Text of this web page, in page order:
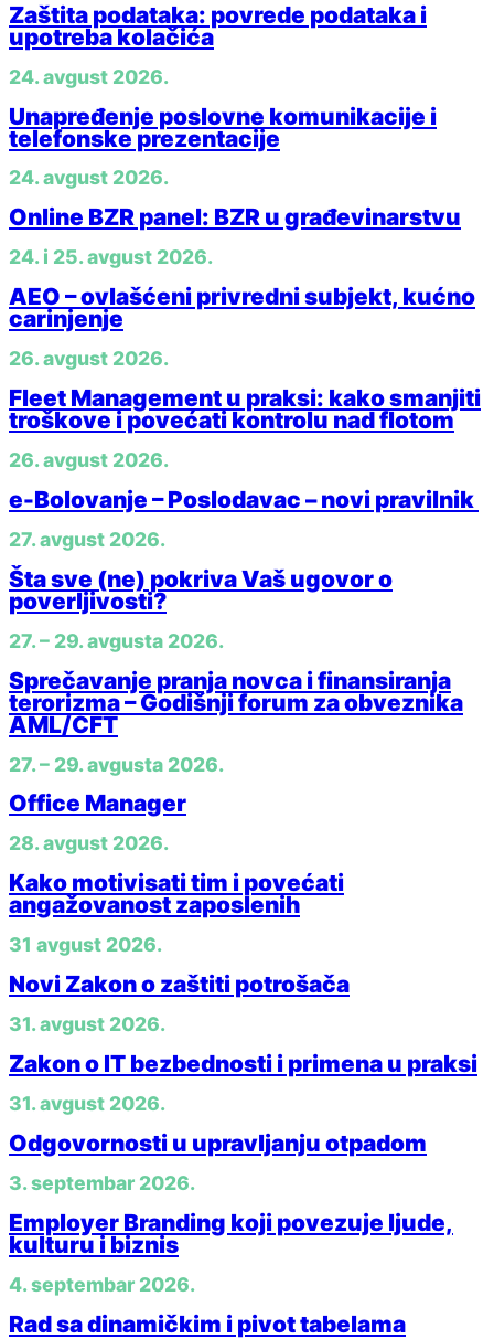
Zaštita podataka: povrede podataka i
upotreba kolačića
24. avgust 2026.
Unapređenje poslovne komunikacije i
telefonske prezentacije
24. avgust 2026.
Online BZR panel: BZR u građevinarstvu
24. i 25. avgust 2026.
AEO – ovlašćeni privredni subjekt, kućno
carinjenje
26. avgust 2026.
Fleet Management u praksi: kako smanjiti
troškove i povećati kontrolu nad flotom
26. avgust 2026.
e-Bolovanje – Poslodavac – novi pravilnik
27. avgust 2026.
Šta sve (ne) pokriva Vaš ugovor o
poverljivosti?
27. – 29. avgusta 2026.
Sprečavanje pranja novca i finansiranja
terorizma – Godišnji forum za obveznika
AML/CFT
27. – 29. avgusta 2026.
Office Manager
28. avgust 2026.
Kako motivisati tim i povećati
angažovanost zaposlenih
31 avgust 2026.
Novi Zakon o zaštiti potrošača
31. avgust 2026.
Zakon o IT bezbednosti i primena u praksi
31. avgust 2026.
Odgovornosti u upravljanju otpadom
3. septembar 2026.
Employer Branding koji povezuje ljude,
kulturu i biznis
4. septembar 2026.
Rad sa dinamičkim i pivot tabelama